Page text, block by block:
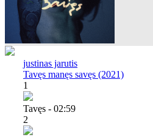
justinas jarutis
Tavęs manęs savęs (2021)
1
Tavęs - 02:59
2